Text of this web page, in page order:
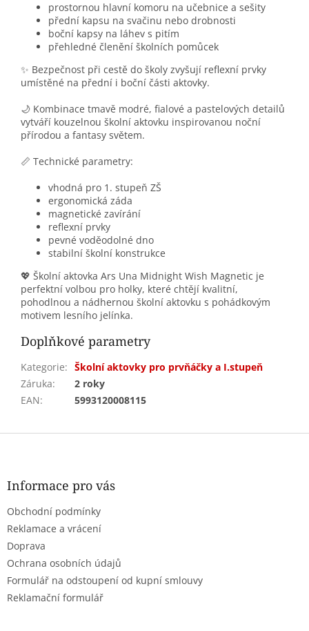
prostornou hlavní komoru na učebnice a sešity
přední kapsu na svačinu nebo drobnosti
boční kapsy na láhev s pitím
přehledné členění školních pomůcek
✨ Bezpečnost při cestě do školy zvyšují reflexní prvky
umístěné na přední i boční části aktovky.
🌙 Kombinace tmavě modré, fialové a pastelových detailů
vytváří kouzelnou školní aktovku inspirovanou noční
přírodou a fantasy světem.
📏 Technické parametry:
vhodná pro 1. stupeň ZŠ
ergonomická záda
magnetické zavírání
reflexní prvky
pevné voděodolné dno
stabilní školní konstrukce
💖 Školní aktovka Ars Una Midnight Wish Magnetic je
perfektní volbou pro holky, které chtějí kvalitní,
pohodlnou a nádhernou školní aktovku s pohádkovým
motivem lesního jelínka.
Doplňkové parametry
Kategorie: Školní aktovky pro prvňáčky a I.stupeň
Záruka:
2 roky
EAN: 5993120008115
Z
Informace pro vás
Obchodní podmínky
Reklamace a vrácení
Doprava
Ochrana osobních údajů
Formulář na odstoupení od kupní smlouvy
Reklamační formulář